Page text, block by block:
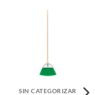
SIN CATEGORIZAR